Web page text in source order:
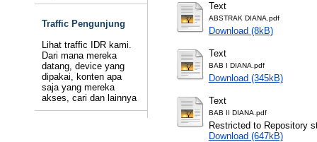
Traffic Pengunjung
Lihat traffic IDR kami.
Dari mana mereka
datang, device yang
dipakai, konten apa
saja yang mereka
akses, cari dan lainnya
Text
ABSTRAK DIANA.pdf
Download (8kB)
Text
BAB I DIANA.pdf
Download (345kB)
Text
BAB II DIANA.pdf
Restricted to Repository
Download (647kB)